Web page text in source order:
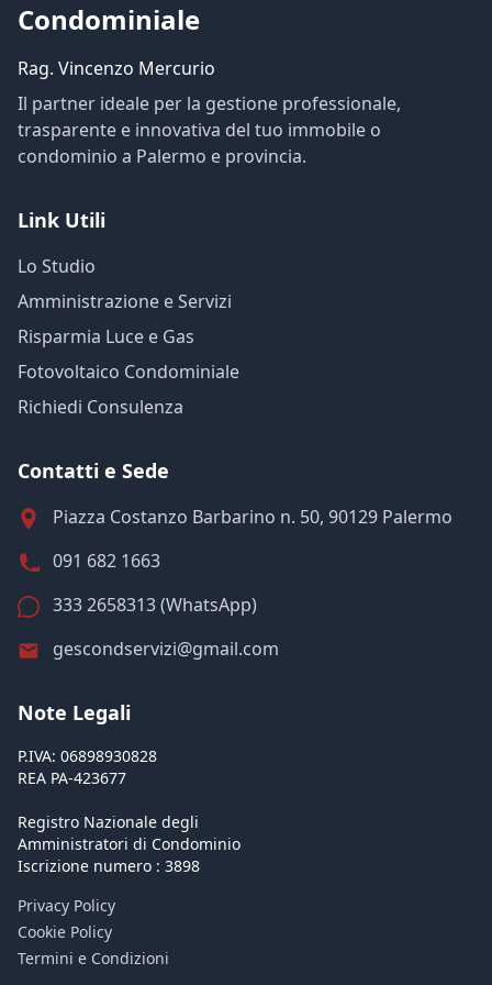
Condominiale
Rag. Vincenzo Mercurio
Il partner ideale per la gestione professionale,
trasparente e innovativa del tuo immobile o
condominio a Palermo e provincia.
Link Utili
Lo Studio
Amministrazione e Servizi
Risparmia Luce e Gas
Fotovoltaico Condominiale
Richiedi Consulenza
Contatti e Sede
Piazza Costanzo Barbarino n. 50, 90129 Palermo
091 682 1663
333 2658313 (WhatsApp)
gescondservizi@gmail.com
Note Legali
P.IVA: 06898930828
REA PA-423677
Registro Nazionale degli
Amministratori di Condominio
Iscrizione numero : 3898
Privacy Policy
Cookie Policy
Termini e Condizioni